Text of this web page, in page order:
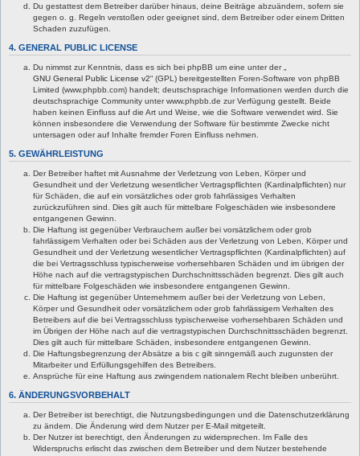
Du gestattest dem Betreiber darüber hinaus, deine Beiträge abzuändern, sofern sie
gegen o. g. Regeln verstoßen oder geeignet sind, dem Betreiber oder einem Dritten
Schaden zuzufügen.
4. GENERAL PUBLIC LICENSE
Du nimmst zur Kenntnis, dass es sich bei phpBB um eine unter der „
GNU General Public License v2“ (GPL) bereitgestellten Foren-Software von phpBB
Limited (www.phpbb.com) handelt; deutschsprachige Informationen werden durch die
deutschsprachige Community unter www.phpbb.de zur Verfügung gestellt. Beide
haben keinen Einfluss auf die Art und Weise, wie die Software verwendet wird. Sie
können insbesondere die Verwendung der Software für bestimmte Zwecke nicht
untersagen oder auf Inhalte fremder Foren Einfluss nehmen.
5. GEWÄHRLEISTUNG
Der Betreiber haftet mit Ausnahme der Verletzung von Leben, Körper und
Gesundheit und der Verletzung wesentlicher Vertragspflichten (Kardinalpflichten) nur
für Schäden, die auf ein vorsätzliches oder grob fahrlässiges Verhalten
zurückzuführen sind. Dies gilt auch für mittelbare Folgeschäden wie insbesondere
entgangenen Gewinn.
Die Haftung ist gegenüber Verbrauchern außer bei vorsätzlichem oder grob
fahrlässigem Verhalten oder bei Schäden aus der Verletzung von Leben, Körper und
Gesundheit und der Verletzung wesentlicher Vertragspflichten (Kardinalpflichten) auf
die bei Vertragsschluss typischerweise vorhersehbaren Schäden und im übrigen der
Höhe nach auf die vertragstypischen Durchschnittsschäden begrenzt. Dies gilt auch
für mittelbare Folgeschäden wie insbesondere entgangenen Gewinn.
Die Haftung ist gegenüber Unternehmern außer bei der Verletzung von Leben,
Körper und Gesundheit oder vorsätzlichem oder grob fahrlässigem Verhalten des
Betreibers auf die bei Vertragsschluss typischerweise vorhersehbaren Schäden und
im Übrigen der Höhe nach auf die vertragstypischen Durchschnittsschäden begrenzt.
Dies gilt auch für mittelbare Schäden, insbesondere entgangenen Gewinn.
Die Haftungsbegrenzung der Absätze a bis c gilt sinngemäß auch zugunsten der
Mitarbeiter und Erfüllungsgehilfen des Betreibers.
Ansprüche für eine Haftung aus zwingendem nationalem Recht bleiben unberührt.
6. ÄNDERUNGSVORBEHALT
Der Betreiber ist berechtigt, die Nutzungsbedingungen und die Datenschutzerklärung
zu ändern. Die Änderung wird dem Nutzer per E-Mail mitgeteilt.
Der Nutzer ist berechtigt, den Änderungen zu widersprechen. Im Falle des
Widerspruchs erlischt das zwischen dem Betreiber und dem Nutzer bestehende